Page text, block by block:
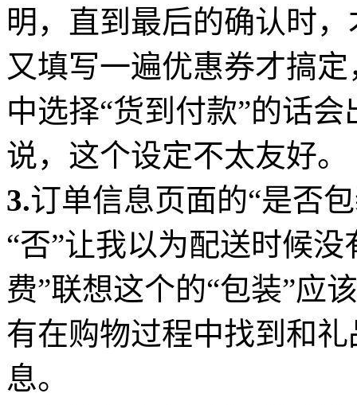
明，直到最后的确认时
又填写一遍优惠券才搞
中选择“货到付款”的话
说，这个设定不太友好。
3.订单信息页面的“是否
“否”让我以为配送时候
费”联想这个的“包装”应
有在购物过程中找到和
息。